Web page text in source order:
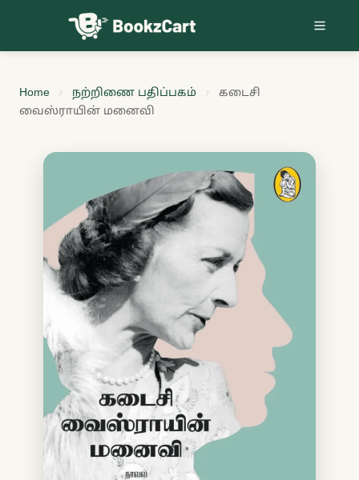
Skip to content
Home நற்றிணை பதிப்பகம்
கடைசி
வைஸ்ராயின் மனைவி